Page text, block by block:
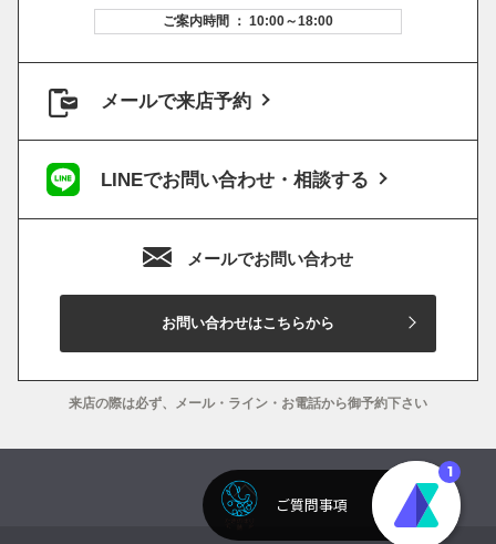
ご案内時間 ： 10:00～18:00
メールで来店予約
LINEでお問い合わせ・相談する
メールでお問い合わせ
お問い合わせはこちらから
来店の際は必ず、メール・ライン・お電話から御予約下さい